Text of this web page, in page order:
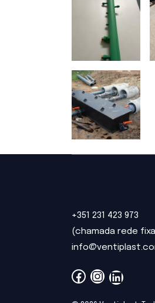
+351 231 423 973
(chamada rede
Facebook
Instagram